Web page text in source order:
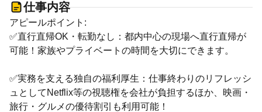
仕事内容
アピールポイント:
✅直行直帰OK・転勤なし：都内中心の現場へ直行直帰が
可能！家族やプライベートの時間を大切にできます。
✅実務を支える独自の福利厚生：仕事終わりのリフレッシ
ュとしてNetflix等の視聴権を会社が負担するほか、映画・
旅行・グルメの優待割引も利用可能！